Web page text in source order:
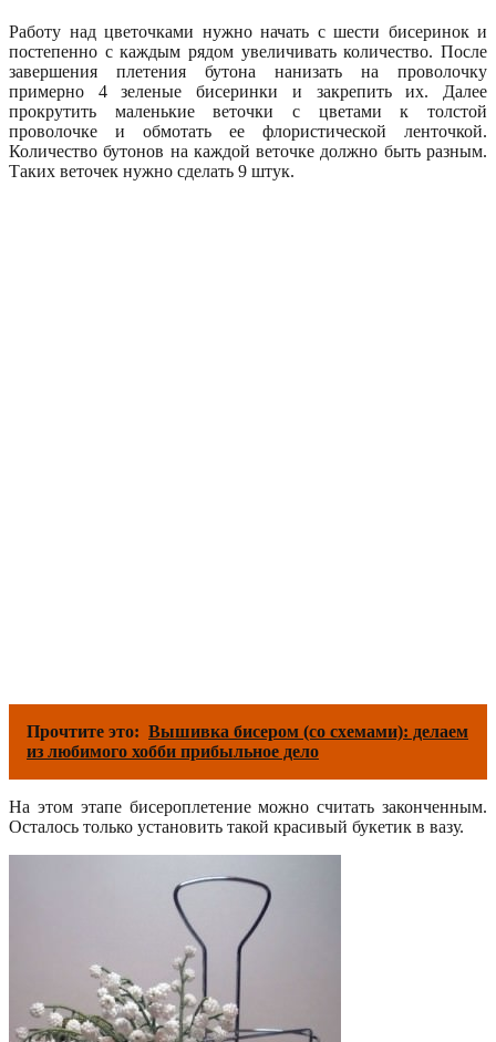
Работу над цветочками нужно начать с шести бисеринок и
постепенно с каждым рядом увеличивать количество. После
завершения плетения бутона нанизать на проволочку
примерно 4 зеленые бисеринки и закрепить их. Далее
прокрутить маленькие веточки с цветами к толстой
проволочке и обмотать ее флористической ленточкой.
Количество бутонов на каждой веточке должно быть разным.
Таких веточек нужно сделать 9 штук.
Прочтите это: Вышивка бисером (со схемами): делаем
из любимого хобби прибыльное дело
На этом этапе бисероплетение можно считать законченным.
Осталось только установить такой красивый букетик в вазу.